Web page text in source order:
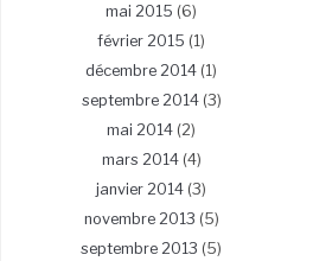
mai 2015 (6)
février 2015 (1)
décembre 2014 (1)
septembre 2014(3)
mai 2014 (2)
mars 2014(4)
janvier 2014 (3)
novembre 2013 (5)
septembre 2013 (5)